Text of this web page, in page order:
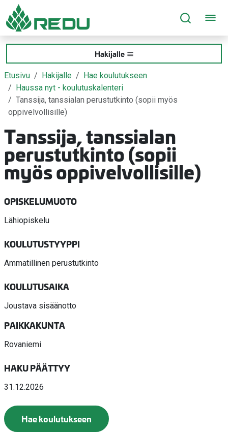
Siirry sivusisältöön
Hakijalle
Etusivu Hakijalle
Hae koulutukseen
Haussa nyt - koulutuskalenteri
Tanssija, tanssialan perustutkinto (sopii myös
oppivelvollisille)
Tanssija, tanssialan
perustutkinto (sopii
myös oppivelvollisille)
OPISKELUMUOTO
Lähiopiskelu
KOULUTUSTYYPPI
Ammatillinen perustutkinto
KOULUTUSAIKA
Joustava sisäänotto
PAIKKAKUNTA
Rovaniemi
HAKU PÄÄTTYY
31.12.2026
Hae koulutukseen